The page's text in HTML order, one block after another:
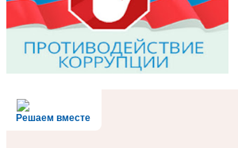
Решаем вместе